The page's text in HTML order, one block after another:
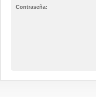
Contraseña: